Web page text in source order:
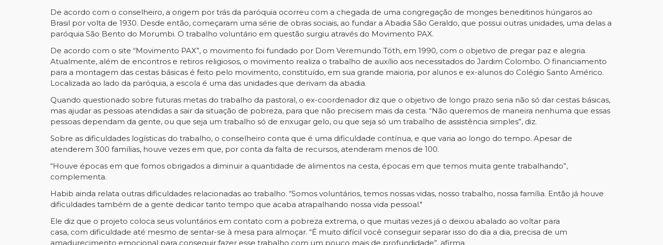
De acordo com o conselheiro, a origem por trás da paróquia ocorreu com a chegada de uma congregação de monges beneditinos húngaros ao
Brasil por volta de 1930. Desde então, começaram uma série de obras sociais, ao fundar a Abadia São Geraldo, que possui outras unidades, uma delas a
paróquia São Bento do Morumbi. O trabalho voluntário em questão surgiu através do Movimento PAX.
De acordo com o site “Movimento PAX”, o movimento foi fundado por Dom Veremundo Tóth, em 1990, com o objetivo de pregar paz e alegria.
Atualmente, além de encontros e retiros religiosos, o movimento realiza o trabalho de auxílio aos necessitados do Jardim Colombo. O financiamento
para a montagem das cestas básicas é feito pelo movimento, constituído, em sua grande maioria, por alunos e ex-alunos do Colégio Santo Américo.
Localizada ao lado da paróquia, a escola é uma das unidades que derivam da abadia.
Quando questionado sobre futuras metas do trabalho da pastoral, o ex-coordenador diz que o objetivo de longo prazo seria não só dar cestas básicas,
mas ajudar as pessoas atendidas a sair da situação de pobreza, para que não precisem mais da cesta. “Não queremos de maneira nenhuma que essas
pessoas dependam da gente, ou que seja um trabalho só de enxugar gelo, ou que seja só um trabalho de assistência simples”, diz.
Sobre as dificuldades logísticas do trabalho, o conselheiro conta que é uma dificuldade contínua, e que varia ao longo do tempo. Apesar de
atenderem 300 famílias, houve vezes em que, por conta da falta de recursos, atenderam menos de 100.
“Houve épocas em que fomos obrigados a diminuir a quantidade de alimentos na cesta, épocas em que temos muita gente trabalhando”,
complementa.
Habib ainda relata outras dificuldades relacionadas ao trabalho. “Somos voluntários, temos nossas vidas, nosso trabalho, nossa família. Então já houve
dificuldades também de a gente dedicar tanto tempo que acaba atrapalhando nossa vida pessoal."
Ele diz que o projeto coloca seus voluntários em contato com a pobreza extrema, o que muitas vezes já o deixou abalado ao voltar para
casa, com dificuldade até mesmo de sentar-se à mesa para almoçar. “É muito difícil você conseguir separar isso do dia a dia, precisa de um
amadurecimento emocional para conseguir fazer esse trabalho com um pouco mais de profundidade”, afirma.